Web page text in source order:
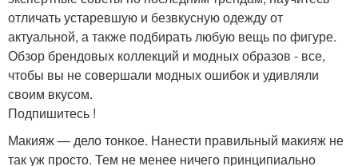
отличать устаревшую и безвкусную одежду от
актуальной, а также подбирать любую вещь по фигуре.
Обзор брендовых коллекций и модных образов - все,
чтобы вы не совершали модных ошибок и удивляли
своим вкусом.
Подпишитесь !
Макияж — дело тонкое. Нанести правильный макияж не
так уж просто. Тем не менее ничего принципиально